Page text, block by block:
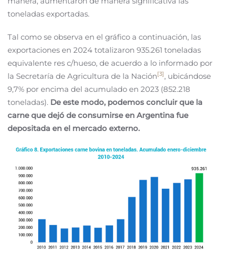
toneladas exportadas.
Tal como se observa en el gráfico a continuación, las
exportaciones en 2024 totalizaron 935.261 toneladas
equivalente res c/hueso, de acuerdo a lo informado por
la Secretaría de Agricultura de la Nación[3], ubicándose
9,7% por encima del acumulado en 2023 (852.218
toneladas). De este modo, podemos concluir que la
carne que dejó de consumirse en Argentina fue
depositada en el mercado externo.